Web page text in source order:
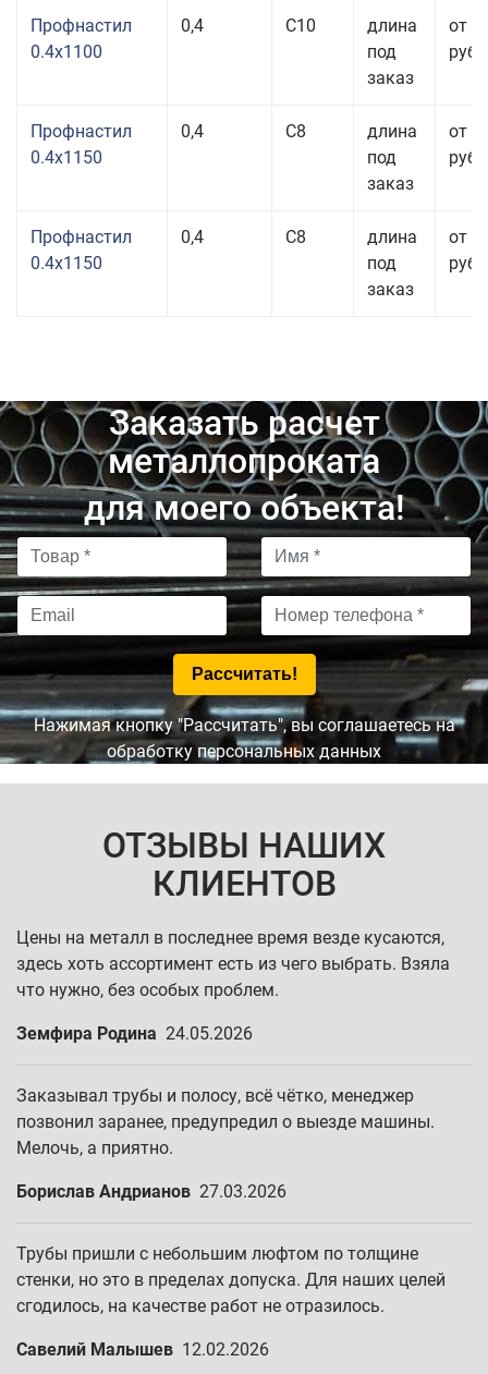
Профнастил
0.4x1100
0,4 С10
длина
под
заказ
от
руб.
Профнастил
0.4x1150
0,4 С8
длина
под
заказ
от
руб.
Профнастил
0.4x1150
0,4 С8
длина
под
заказ
от
руб.
Заказать расчет
металлопроката
для моего объекта!
Нажимая кнопку "Рассчитать", вы соглашаетесь на
обработку персональных данных
ОТЗЫВЫ НАШИХ
КЛИЕНТОВ
Цены на металл в последнее время везде кусаются,
здесь хоть ассортимент есть из чего выбрать. Взяла
что нужно, без особых проблем.
Земфира Родина 24.05.2026
Заказывал трубы и полосу, всё чётко, менеджер
позвонил заранее, предупредил о выезде машины.
Мелочь, а приятно.
Борислав Андрианов 27.03.2026
Трубы пришли с небольшим люфтом по толщине
стенки, но это в пределах допуска. Для наших целей
сгодилось, на качестве работ не отразилось.
Савелий Малышев 12.02.2026